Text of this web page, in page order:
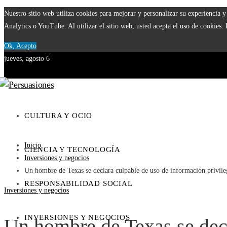
Nuestro sitio web utiliza cookies para mejorar y personalizar su experiencia
Analytics o YouTube. Al utilizar el sitio web, usted acepta el uso de
Ok, Acepto
jueves, agosto 6
CULTURA Y OCIO
CIENCIA Y TECNOLOGÍA
RESPONSABILIDAD SOCIAL
INVERSIONES Y NEGOCIOS
Inicio
Inversiones y negocios
Un hombre de Texas se declara culpable de uso de información
Inversiones y negocios